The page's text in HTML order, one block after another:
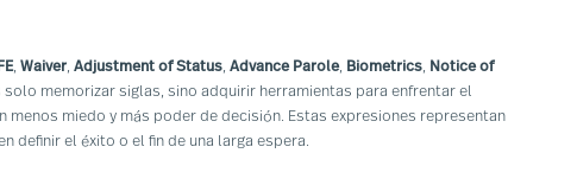
, Waiver, Adjustment of Status, Advance Parole, Biometrics, Notice of
solo memorizar siglas, sino adquirir herramientas para enfrentar el
menos miedo y más poder de decisión. Estas expresiones representan
definir el éxito o el fin de una larga espera.